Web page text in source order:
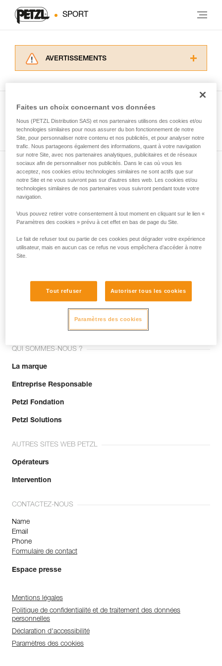
SPORT
AVERTISSEMENTS
informations de la notice technique pour
d’informations.
Maîtriser ces techniques nécessite une
formation et un entraînement spécifique. Validez
avec un professionnel votre capacité à refaire
la manipulation, seul, en toute sécurité, avant
de la reproduire en autonomie.
Nous donnons des exemples de techniques
Voir tous les conseils
Abonnez-vous à la newsletter
et restez connecté à notre actualité
Email *
Rejoignez la communauté !
QUI SOMMES-NOUS ?
La marque
Entreprise Responsable
Petzl Fondation
Petzl Solutions
AUTRES SITES WEB PETZL
Opérateurs
Intervention
CONTACTEZ-NOUS
Name
Email
Phone
Formulaire de contact
Espace presse
Mentions légales
Politique de confidentialité et de traitement des données
personnelles
Déclaration d'accessibilité
Paramètres des cookies
Faites un choix concernant vos données
Nous (PETZL Distribution SAS) et nos partenaires utilisons des cookies et/ou
technologies similaires pour nous assurer du bon fonctionnement de notre
Site, pour personnaliser notre contenu et nos publicités, et pour analyser notre
trafic. Nous partageons également des informations, quant à votre navigation
sur notre Site, avec nos partenaires analytiques, publicitaires et de réseaux
sociaux afin de personnaliser nos publicités. Dans le cas où vous les
acceptez, nos cookies et/ou technologies similaires ne sont actifs que sur
notre Site et ne vous suivront pas sur d’autres sites web. Les cookies et/ou
technologies similaires de nos partenaires vous suivront pendant toute votre
navigation.
Vous pouvez retirer votre consentement à tout moment en cliquant sur le lien «
Paramètres des cookies » prévu à cet effet en bas de page du Site.
Le fait de refuser tout ou partie de ces cookies peut dégrader votre expérience
utilisateur, mais en aucun cas ce refus ne vous empêchera d’accéder à notre
Site.
Tout refuser Autoriser tous les cookies
Paramètres des cookies